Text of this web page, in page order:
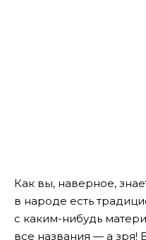
Как вы, наверное,
в народе есть
с каким-нибудь
все названия — а зря!